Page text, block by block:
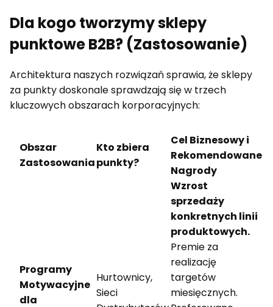
Dla kogo tworzymy sklepy
punktowe B2B? (Zastosowanie)
Architektura naszych rozwiązań sprawia, że sklepy
za punkty doskonale sprawdzają się w trzech
kluczowych obszarach korporacyjnych:
Obszar
Zastosowania
Kto zbiera
punkty?
Cel Biznesowy i
Rekomendowane
Nagrody
Programy
Motywacyjne
dla
Hurtownicy,
Sieci
Wzrost
sprzedaży
konkretnych linii
produktowych.
Premie za
realizację
targetów
miesięcznych.